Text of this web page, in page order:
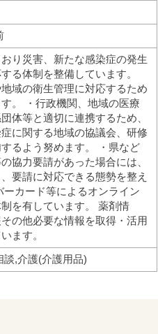
り災害、新たな感染症の発生
る体制を整備しています。
地域の衛生管理に対応するため
。 ・行政機関、地域の医療
体等と適切に連携するため、
に関する地域の協議会、研修
るよう努めます。 ・県など
協力要請があった場合には、
要請に対応できる態勢を整え
ーカード等によるオンライン
を有しています。 薬剤情
の他必要な情報を取得・活用
ます。
談,介護(介護用品)